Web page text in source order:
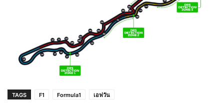
TAGS F1 Formula1 เอฟวัน